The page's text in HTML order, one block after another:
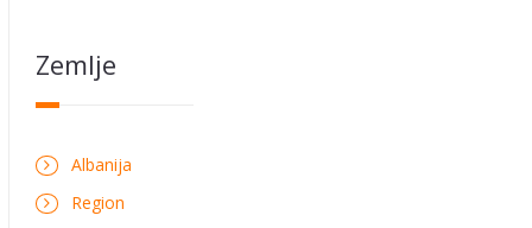
Zemlje
Albanija
Region